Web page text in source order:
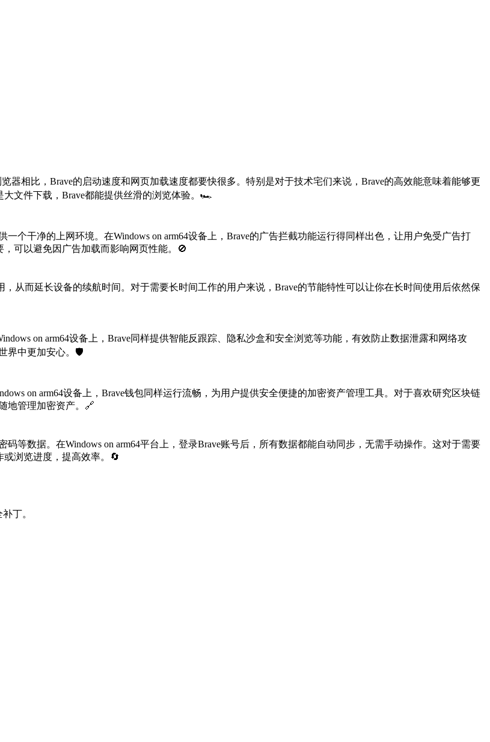
器相比，Brave的启动速度和网页加载速度都要快很多。特别是对于技术宅们来说，Brave的高效能意味着能够更
文件下载，Brave都能提供丝滑的浏览体验。🏎️
个干净的上网环境。在Windows on arm64设备上，Brave的广告拦截功能运行得同样出色，让用户免受广告打
可以避免因广告加载而影响网页性能。🚫
，从而延长设备的续航时间。对于需要长时间工作的用户来说，Brave的节能特性可以让你在长时间使用后依然保
on arm64设备上，Brave同样提供智能反跟踪、隐私沙盒和安全浏览等功能，有效防止数据泄露和网络攻
界中更加安心。🛡️
on arm64设备上，Brave钱包同样运行流畅，为用户提供安全便捷的加密资产管理工具。对于喜欢研究区块链
地管理加密资产。🔗
等数据。在Windows on arm64平台上，登录Brave账号后，所有数据都能自动同步，无需手动操作。这对于需要
浏览进度，提高效率。🔄
丁。